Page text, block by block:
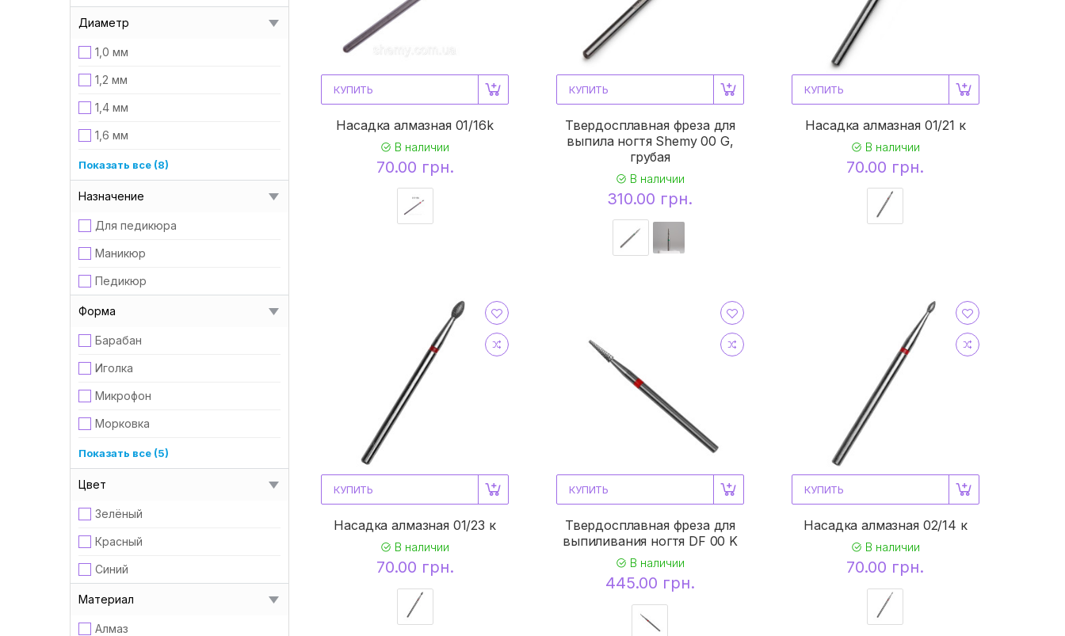
Диаметр
1,0 мм
1,2 мм
1,4 мм
1,6 мм
13 мм
2,3 мм
2,5 мм
20 мм
Показать все (8)
Назначение
Для педикюра
Маникюр
Педикюр
Форма
Барабан
Иголка
Микрофон
Морковка
Оливка
Пламя
Свеча
Шарик
Показать все (5)
Цвет
Зелёный
Красный
Синий
Материал
Алмаз
КУПИТЬ
Насадка алмазная 01/16k
В наличии
70.00 грн.
КУПИТЬ
Твердосплавная фреза для
выпила ногтя Shemy 00 G,
грубая
В наличии
310.00 грн.
КУПИТЬ
Насадка алмазная 01/21 к
В наличии
70.00 грн.
КУПИТЬ
Насадка алмазная 01/23 к
В наличии
70.00 грн.
КУПИТЬ
Твердосплавная фреза для
выпиливания ногтя DF 00 K
В наличии
445.00 грн.
КУПИТЬ
Насадка алмазная 02/14 к
В наличии
70.00 грн.